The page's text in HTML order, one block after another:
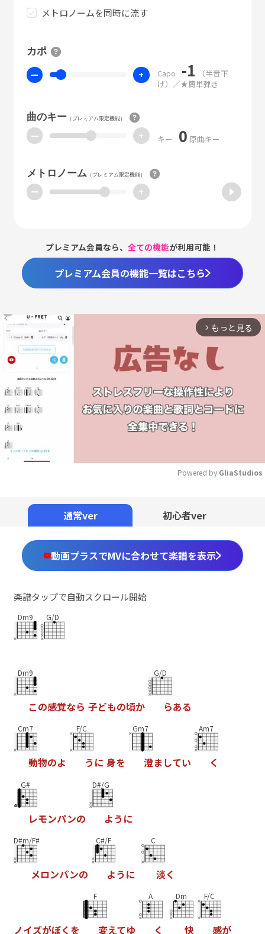
メトロノームを同時に流す
カポ
ー + Capo -1
（半音下
げ）／★簡単弾き
曲のキー（プレミアム限定機能）
ー + キー 0 原曲キー
メトロノーム （プレミアム限定機能）
ー +
プレミアム会員なら、全ての機能が利用可能！
プレミアム会員の機能一覧はこちら
arrow_forward_ios もっと見る
Powered by GliaStudios
通常ver 初心者ver
動画プラスでMVに合わせて楽譜を表示
楽譜タップで自動スクロール開始
Dm9 G/D
Dm9
この感覚なら 子どもの頃か
G/D
らある
Cm7
動物のよ
F/C
う に 身を
Gm7
澄ましてい
Am7
く
G#
レモンパンの
D#/G
よう に
D#m/F#
メロンパンの
C#/F
よう に
C
淡く
ノイズがぼく を
F
変えてゆ
A
く
Dm
快
F/C
感が